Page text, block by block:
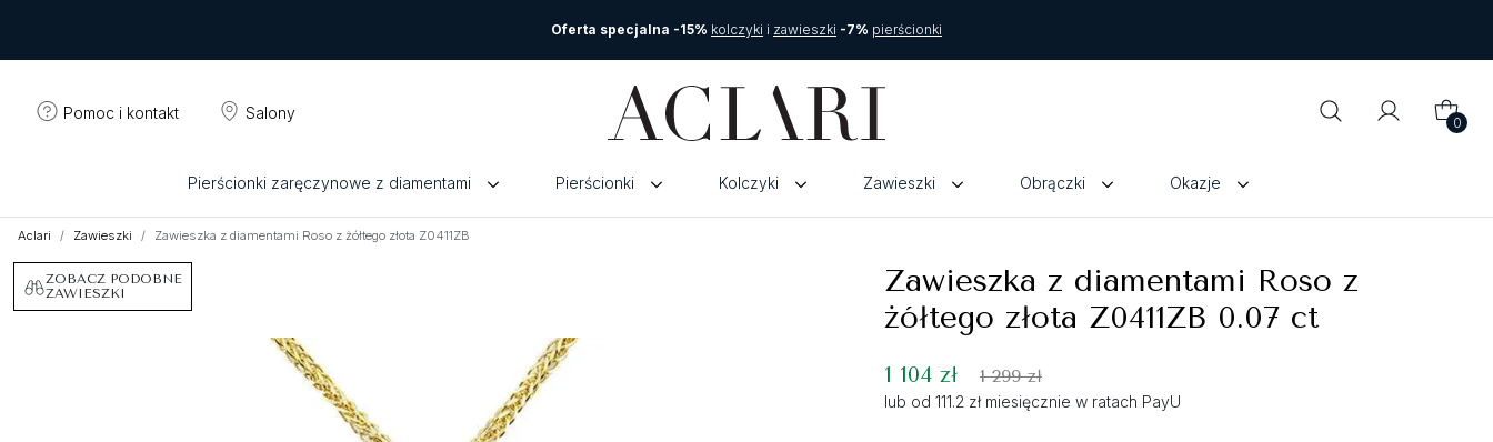
Oferta specjalna -15% kolczyki i zawieszki -7% pierścionki
Pomoc i kontakt Salony
0
Pierścionki zaręczynowe z diamentami Pierścionki Kolczyki Zawieszki Obrączki Okazje
Aclari Zawieszki Zawieszka z diamentami Roso z żółtego złota Z0411ZB
ZOBACZ PODOBNE
ZAWIESZKI
Zawieszka z diamentami Roso z
żółtego złota Z0411ZB 0.07 ct
1 104 zł 1 299 zł
lub od 111.2 zł miesięcznie w ratach PayU